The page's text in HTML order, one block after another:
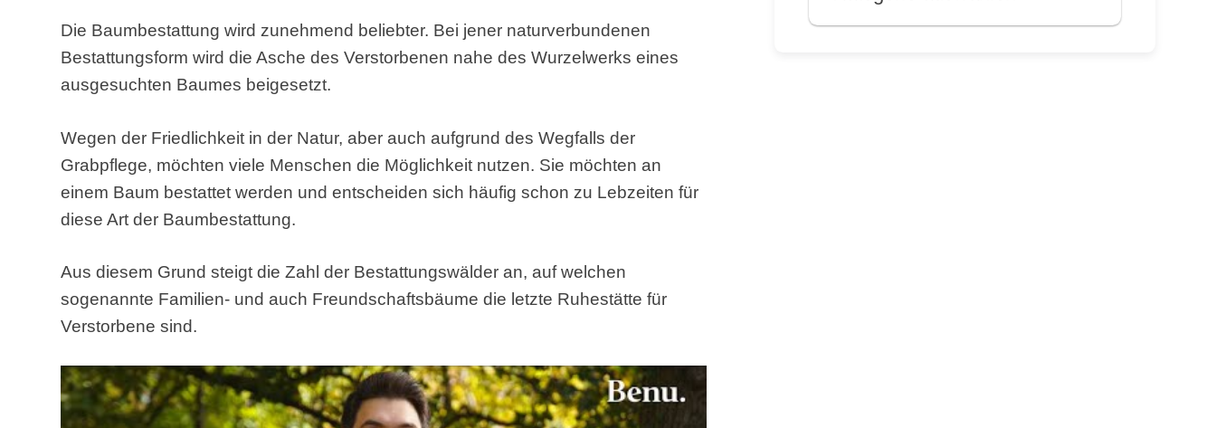
Die Baumbestattung wird zunehmend beliebter. Bei jener naturverbundenen
Bestattungsform wird die Asche des Verstorbenen nahe des Wurzelwerks eines
ausgesuchten Baumes beigesetzt.
Wegen der Friedlichkeit in der Natur, aber auch aufgrund des Wegfalls der
Grabpflege, möchten viele Menschen die Möglichkeit nutzen. Sie möchten an
einem Baum bestattet werden und entscheiden sich häufig schon zu Lebzeiten für
diese Art der Baumbestattung.
Aus diesem Grund steigt die Zahl der Bestattungswälder an, auf welchen
sogenannte Familien- und auch Freundschaftsbäume die letzte Ruhestätte für
Verstorbene sind.